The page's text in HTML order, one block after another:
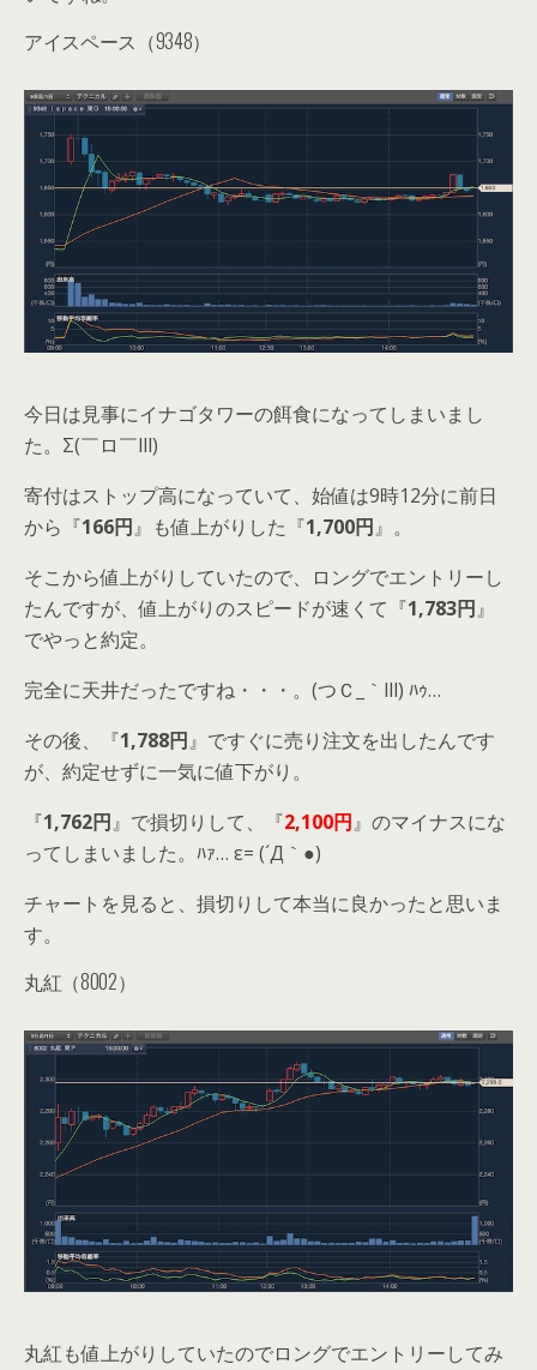
アイスペース（9348）
今日は見事にイナゴタワーの餌食になってしまいまし
た。Σ(￣ロ￣lll)
寄付はストップ高になっていて、始値は9時12分に前日
から『166円』も値上がりした『1,700円』。
そこから値上がりしていたので、ロングでエントリーし
たんですが、値上がりのスピードが速くて『1,783円』
でやっと約定。
完全に天井だったですね・・・。(つＣ_｀lll) ﾊｩ…
その後、『1,788円』ですぐに売り注文を出したんです
が、約定せずに一気に値下がり。
『1,762円』で損切りして、『2,100円』のマイナスにな
ってしまいました。ﾊｧ… ε= (´Д｀●)
チャートを見ると、損切りして本当に良かったと思いま
す。
丸紅（8002）
丸紅も値上がりしていたのでロングでエントリーしてみ